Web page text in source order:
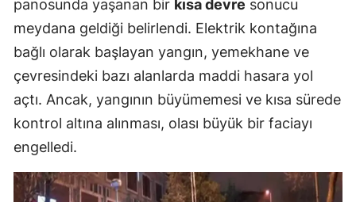
panosunda yaşanan bir kısa devre sonucu
meydana geldiği belirlendi. Elektrik kontağına
bağlı olarak başlayan yangın, yemekhane ve
çevresindeki bazı alanlarda maddi hasara yol
açtı. Ancak, yangının büyümemesi ve kısa sürede
kontrol altına alınması, olası büyük bir faciayı
engelledi.